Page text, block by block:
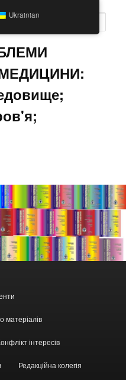
матеріалів
інтересів
Редакційна колегія
Ukrainian